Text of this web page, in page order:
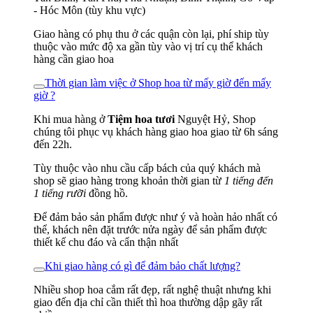
- Hóc Môn (tùy khu vực)
Giao hàng có phụ thu ở các quận còn lại, phí ship tùy
thuộc vào mức độ xa gần tùy vào vị trí cụ thể khách
hàng cần giao hoa
Thời gian làm việc ở Shop hoa từ mấy giờ đến mấy
giờ ?
Khi mua hàng ởTiệm hoa tươi Nguyệt Hỷ, Shop
chúng tôi phục vụ khách hàng giao hoa giao từ 6h sáng
đến 22h.
Tùy thuộc vào nhu cầu cấp bách của quý khách mà
shop sẽ giao hàng trong khoản thời gian từ 1 tiếng đến
1 tiếng rưỡi đồng hồ.
Để đảm bảo sản phẩm được như ý và hoàn hảo nhất có
thể, khách nên đặt trước nửa ngày để sản phẩm được
thiết kế chu đáo và cẩn thận nhất
Khi giao hàng có gì để đảm bảo chất lượng?
Nhiều shop hoa cắm rất đẹp, rất nghệ thuật nhưng khi
giao đến địa chỉ cần thiết thì hoa thường dập gãy rất